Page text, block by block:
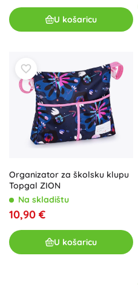
U košaricu
Organizator za školsku klupu
Topgal ZION
Na skladištu
10,90 €
U košaricu